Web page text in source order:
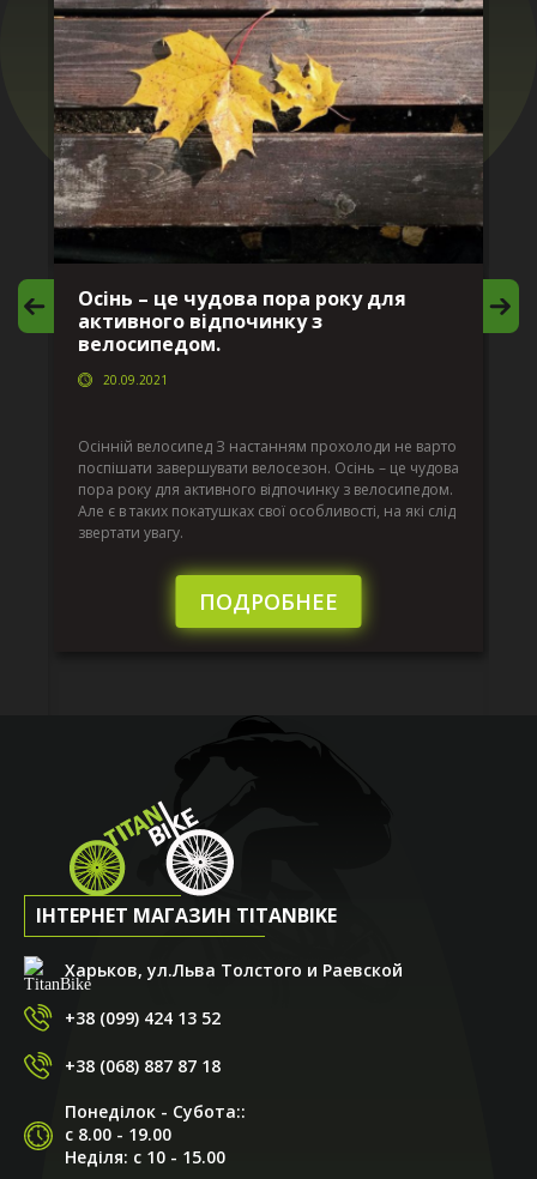
Осінь – це чудова пора року для
активного відпочинку з
велосипедом.
20.09.2021
Осінній велосипед З настанням прохолоди не варто
поспішати завершувати велосезон. Осінь – це чудова
пора року для активного відпочинку з велосипедом.
Але є в таких покатушках свої особливості, на які слід
звертати увагу.
ПОДРОБНЕЕ
ІНТЕРНЕТ МАГАЗИН TITANBIKE
Харьков, ул.Льва Толстого и Раевской
+38 (099) 424 13 52
+38 (068) 887 87 18
Понеділок - Субота::
с 8.00 - 19.00
Неділя: с 10 - 15.00